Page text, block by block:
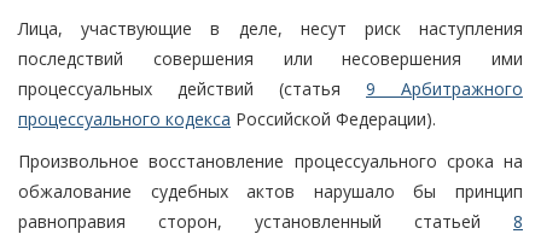
Лица, участвующие в деле, несут риск наступления
последствий совершения или несовершения ими
процессуальных действий (статья 9 Арбитражного
процессуального кодекса Российской Федерации).
Произвольное восстановление процессуального срока на
обжалование судебных актов нарушало бы принцип
равноправия сторон, установленный статьей 8